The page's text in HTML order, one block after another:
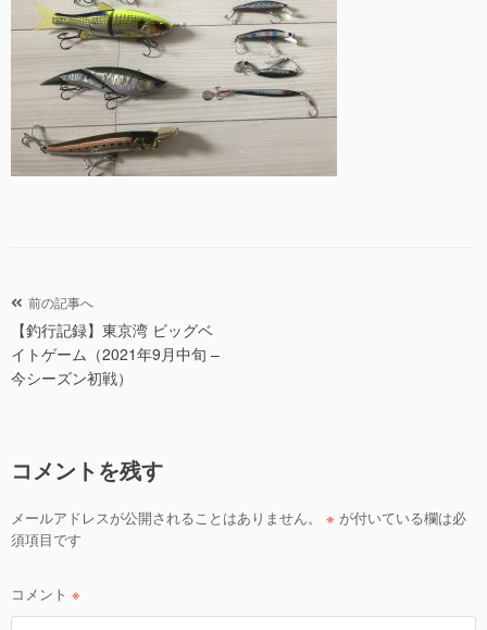
投
稿
ナ
ビ
ー
シ
ョ
ン
前の記事へ
【釣行記録】東京湾 ビッグベ
イトゲーム（2021年9月中旬 –
今シーズン初戦）
コメントを残す
メールアドレスが公開されることはありません。 ※ が付いている欄は必
須項目です
コメント ※